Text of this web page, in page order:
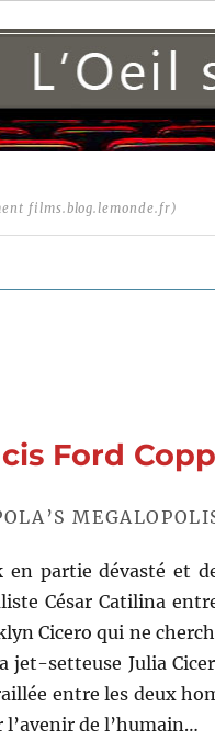
films.blog.lemonde.fr)
Ford
en partie dévasté et
César Catilina
Cicero qui ne
jet-setteuse Julia
entre les deux
de l’humain…